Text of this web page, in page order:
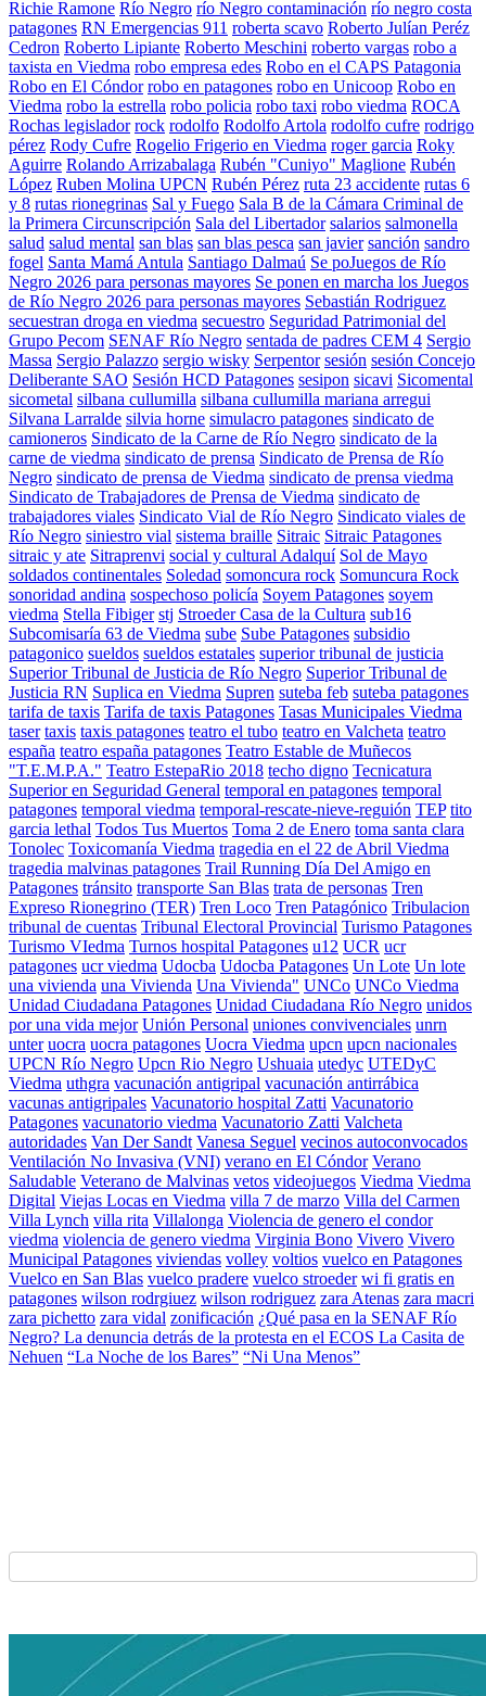
Richie Ramone Río Negro río Negro contaminación río negro costa
patagones RN Emergencias 911 roberta scavo Roberto Julían Peréz
Cedron Roberto Lipiante Roberto Meschini roberto vargas robo a
taxista en Viedma robo empresa edes Robo en el CAPS Patagonia
Robo en El Cóndor robo en patagones robo en Unicoop Robo en
Viedma robo la estrella robo policia robo taxi robo viedma ROCA
Rochas legislador rock rodolfo Rodolfo Artola rodolfo cufre rodrigo
pérez Rody Cufre Rogelio Frigerio en Viedma roger garcia Roky
Aguirre Rolando Arrizabalaga Rubén "Cuniyo" Maglione Rubén
López Ruben Molina UPCN Rubén Pérez ruta 23 accidente rutas 6
y 8 rutas rionegrinas Sal y Fuego Sala B de la Cámara Criminal de
la Primera Circunscripción Sala del Libertador salarios salmonella
salud salud mental san blas san blas pesca san javier sanción sandro
fogel Santa Mamá Antula Santiago Dalmaú Se poJuegos de Río
Negro 2026 para personas mayores Se ponen en marcha los Juegos
de Río Negro 2026 para personas mayores Sebastián Rodriguez
secuestran droga en viedma secuestro Seguridad Patrimonial del
Grupo Pecom SENAF Río Negro sentada de padres CEM 4 Sergio
Massa Sergio Palazzo sergio wisky Serpentor sesión sesión Concejo
Deliberante SAO Sesión HCD Patagones sesipon sicavi Sicomental
sicometal silbana cullumilla silbana cullumilla mariana arregui
Silvana Larralde silvia horne simulacro patagones sindicato de
camioneros Sindicato de la Carne de Río Negro sindicato de la
carne de viedma sindicato de prensa Sindicato de Prensa de Río
Negro sindicato de prensa de Viedma sindicato de prensa viedma
Sindicato de Trabajadores de Prensa de Viedma sindicato de
trabajadores viales Sindicato Vial de Río Negro Sindicato viales de
Río Negro siniestro vial sistema braille Sitraic Sitraic Patagones
sitraic y ate Sitraprenvi social y cultural Adalquí Sol de Mayo
soldados continentales Soledad somoncura rock Somuncura Rock
sonoridad andina sospechoso policía Soyem Patagones soyem
viedma Stella Fibiger stj Stroeder Casa de la Cultura sub16
Subcomisaría 63 de Viedma sube Sube Patagones subsidio
patagonico sueldos sueldos estatales superior tribunal de justicia
Superior Tribunal de Justicia de Río Negro Superior Tribunal de
Justicia RN Suplica en Viedma Supren suteba feb suteba patagones
tarifa de taxis Tarifa de taxis Patagones Tasas Municipales Viedma
taser taxis taxis patagones teatro el tubo teatro en Valcheta teatro
españa teatro españa patagones Teatro Estable de Muñecos
"T.E.M.P.A." Teatro EstepaRio 2018 techo digno Tecnicatura
Superior en Seguridad General temporal en patagones temporal
patagones temporal viedma temporal-rescate-nieve-reguión TEP tito
garcia lethal Todos Tus Muertos Toma 2 de Enero toma santa clara
Tonolec Toxicomanía Viedma tragedia en el 22 de Abril Viedma
tragedia malvinas patagones Trail Running Día Del Amigo en
Patagones tránsito transporte San Blas trata de personas Tren
Expreso Rionegrino (TER) Tren Loco Tren Patagónico Tribulacion
tribunal de cuentas Tribunal Electoral Provincial Turismo Patagones
Turismo VIedma Turnos hospital Patagones u12 UCR ucr
patagones ucr viedma Udocba Udocba Patagones Un Lote Un lote
una vivienda una Vivienda Una Vivienda" UNCo UNCo Viedma
Unidad Ciudadana Patagones Unidad Ciudadana Río Negro unidos
por una vida mejor Unión Personal uniones convivenciales unrn
unter uocra uocra patagones Uocra Viedma upcn upcn nacionales
UPCN Río Negro Upcn Rio Negro Ushuaia utedyc UTEDyC
Viedma uthgra vacunación antigripal vacunación antirrábica
vacunas antigripales Vacunatorio hospital Zatti Vacunatorio
Patagones vacunatorio viedma Vacunatorio Zatti Valcheta
autoridades Van Der Sandt Vanesa Seguel vecinos autoconvocados
Ventilación No Invasiva (VNI) verano en El Cóndor Verano
Saludable Veterano de Malvinas vetos videojuegos Viedma Viedma
Digital Viejas Locas en Viedma villa 7 de marzo Villa del Carmen
Villa Lynch villa rita Villalonga Violencia de genero el condor
viedma violencia de genero viedma Virginia Bono Vivero Vivero
Municipal Patagones viviendas volley voltios vuelco en Patagones
Vuelco en San Blas vuelco pradere vuelco stroeder wi fi gratis en
patagones wilson rodrgiuez wilson rodriguez zara Atenas zara macri
zara pichetto zara vidal zonificación ¿Qué pasa en la SENAF Río
Negro? La denuncia detrás de la protesta en el ECOS La Casita de
Nehuen “La Noche de los Bares” “Ni Una Menos”